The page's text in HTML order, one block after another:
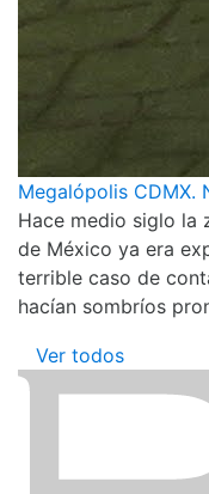
Megalópolis CDMX.
Hace medio siglo la
de México ya era
terrible caso de
hacían sombríos
Ver todos